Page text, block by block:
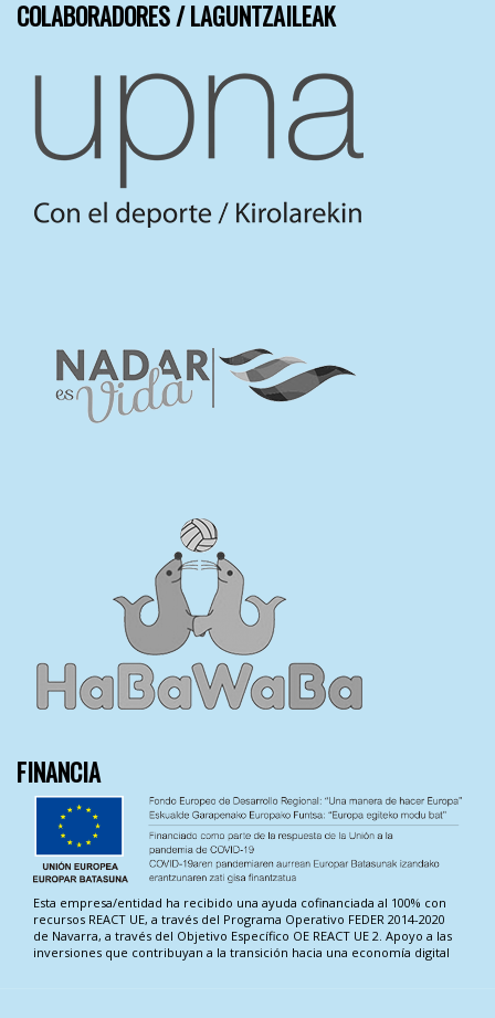
COLABORADORES / LAGUNTZAILEAK
FINANCIA
Esta empresa/entidad ha recibido una ayuda cofinanciada al 100% con
recursos REACT UE, a través del Programa Operativo FEDER 2014-2020
de Navarra, a través del Objetivo Específico OE REACT UE 2. Apoyo a las
inversiones que contribuyan a la transición hacia una economía digital